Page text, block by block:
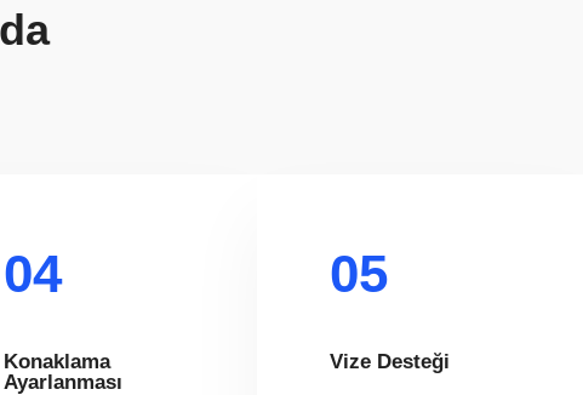
04
Konaklama
Ayarlanması
05
Vize Desteği